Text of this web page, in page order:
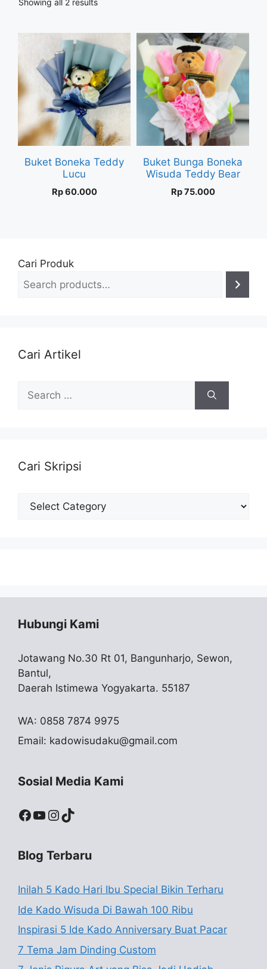
Buket Boneka Teddy
Lucu
Rp60.000
Buket Bunga Boneka
Wisuda Teddy Bear
Rp75.000
Cari Produk
Cari Artikel
for:
Cari Skripsi
Cari
Skripsi
Hubungi Kami
Jotawang No.30 Rt 01, Bangunharjo, Sewon,
Bantul,
Daerah Istimewa Yogyakarta. 55187
WA: 0858 7874 9975
Email: kadowisudaku@gmail.com
Sosial Media Kami
Facebook
YouTube
Instagram
TikTok
Blog Terbaru
Inilah 5 Kado Hari Ibu Special Bikin Terharu
Ide Kado Wisuda Di Bawah 100 Ribu
Inspirasi 5 Ide Kado Anniversary Buat Pacar
7 Tema Jam Dinding Custom